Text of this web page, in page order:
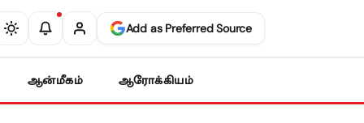
Add as Preferred Source
ஆன்மீகம் ஆரோக்கியம்